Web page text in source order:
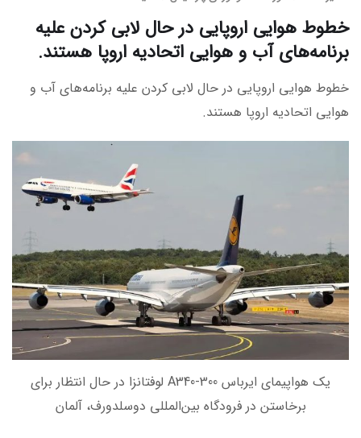
خطوط هوایی اروپایی در حال لابی کردن علیه
برنامه‌های آب و هوایی اتحادیه اروپا هستند.
خطوط هوایی اروپایی در حال لابی کردن علیه برنامه‌های آب و
هوایی اتحادیه اروپا هستند.
یک هواپیمای ایرباس A340-300 لوفتانزا در حال انتظار برای
برخاستن در فرودگاه بین‌المللی دوسلدورف، آلمان